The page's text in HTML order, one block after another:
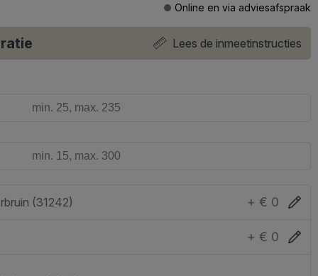
Online en via adviesafspraak
Lees de inmeetinstructies
(31242) + € 0
+ € 0